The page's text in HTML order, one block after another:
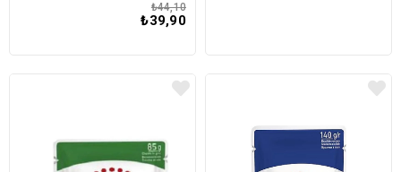
₺39,90
₺44,10